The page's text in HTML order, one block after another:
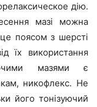
дію.
мазі можна
поясом з шерсті
їх використання
мазями є
никофлекс. Не
його тонізуючий